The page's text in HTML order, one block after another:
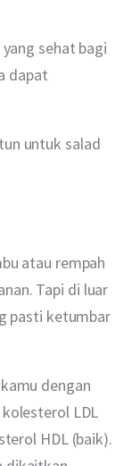
sehat bagi
dapat
untuk salad
atau rempah
Tapi di luar
pasti ketumbar
dengan
LDL
HDL (baik).